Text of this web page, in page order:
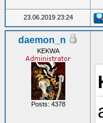
23.06.2019 23:24
daemon_n
KEKWA
Posts: 4378